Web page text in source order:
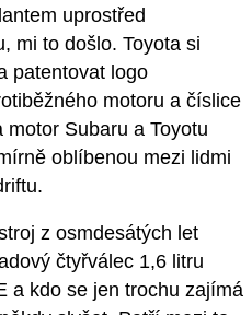
uprostřed
mi to došlo. Toyota si
patentovat logo
motoru a číslice
Subaru a Toyotu
oblíbenou mezi lidmi
z osmdesátých let
čtyřválec 1,6 litru
a kdo se jen trochu zajímá